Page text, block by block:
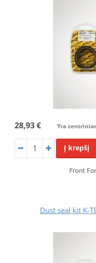
28,93 € Yra
Į krepšį
Front
Dust seal kit K-